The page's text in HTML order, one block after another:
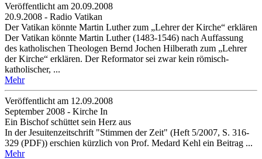
Veröffentlicht am 20­.09.2008
20.9.2008 - Radio Vatikan
Der Vatikan könnte Martin Luther zum „Lehrer der Kirche“ erklären
Der Vatikan könnte Martin Luther (1483-1546) nach Auffassung
des katholischen Theologen Bernd Jochen Hilberath zum „Lehrer
der Kirche“ erklären. Der Reformator sei zwar kein römisch-
katholischer, ...
Mehr
Veröffentlicht am 12­.09.2008
September 2008 - Kirche In
Ein Bischof schüttet sein Herz aus
In der Jesuitenzeitschrift "Stimmen der Zeit" (Heft 5/2007, S. 316-
329 (PDF)) erschien kürzlich von Prof. Medard Kehl ein Beitrag ...
Mehr